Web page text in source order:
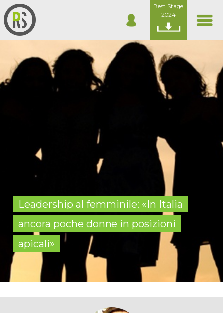
Best Stage
2024
Leadership al femminile: «In Italia
ancora poche donne in posizioni
apicali»